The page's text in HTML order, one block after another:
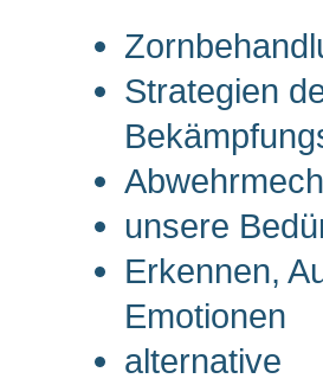
Strategien
unsere
Erkennen,
Emotionen
alternative